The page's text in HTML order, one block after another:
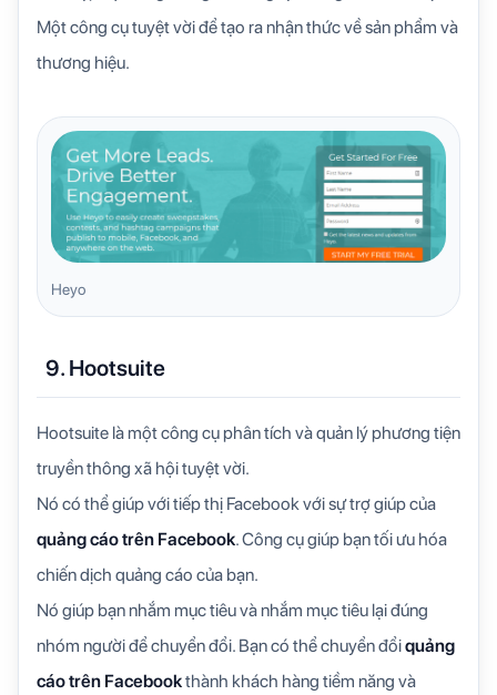
Một công cụ tuyệt vời để tạo ra nhận thức về sản phẩm và
thương hiệu.
Heyo
9. Hootsuite
Hootsuite là một công cụ phân tích và quản lý phương tiện
truyền thông xã hội tuyệt vời.
Nó có thể giúp với tiếp thị Facebook với sự trợ giúp của
quảng cáo trên Facebook. Công cụ giúp bạn tối ưu hóa
chiến dịch quảng cáo của bạn.
Nó giúp bạn nhắm mục tiêu và nhắm mục tiêu lại đúng
nhóm người để chuyển đổi. Bạn có thể chuyển đổiquảng
cáo trên Facebookthành khách hàng tiềm năng và